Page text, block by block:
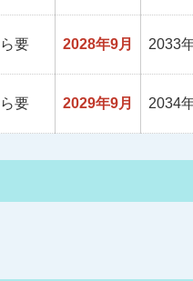
要 2028年9月 2033
要 2029年9月 2034